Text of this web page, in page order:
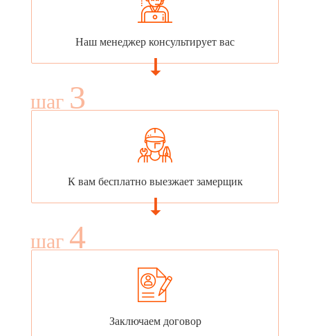
Наш менеджер консультирует вас
шаг 3
К вам бесплатно выезжает замерщик
шаг 4
Заключаем договор